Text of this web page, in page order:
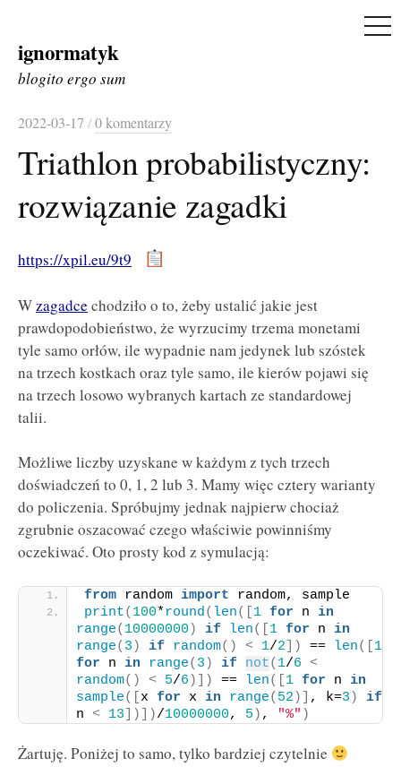
Skip
to
ignormatyk
blogito ergo sum
2022-03-17 /0 komentarzy
Triathlon probabilistyczny:
rozwiązanie zagadki
https://xpil.eu/9t9
Wzagadce chodziło o to, żeby ustalić jakie jest
prawdopodobieństwo, że wyrzucimy trzema monetami
tyle samo orłów, ile wypadnie nam jedynek lub szóstek
na trzech kostkach oraz tyle samo, ile kierów pojawi się
na trzech losowo wybranych kartach ze standardowej
talii.
Możliwe liczby uzyskane w każdym z tych trzech
doświadczeń to 0, 1, 2 lub 3. Mamy więc cztery warianty
do policzenia. Spróbujmy jednak najpierw chociaż
zgrubnie oszacować czego właściwie powinniśmy
oczekiwać. Oto prosty kod z symulacją:
from random import random, sample
print( 100*round( len([ 1 for n in
range( 10000000 ) if len([ 1 for n in
range( 3 ) if random() < 1/2 ]) == len([ 1
for n in range( 3 ) if not( 1/6
<
random() < 5/6 )]) == len([ 1 for n in
sample([ x for x in range( 52 )] , k=3 )
if
n < 13 ])])/10000000, 5 ) , "%" )
Żartuję. Poniżej to samo, tylko bardziej czytelnie